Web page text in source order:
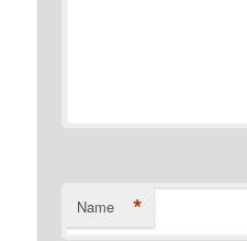
Name *